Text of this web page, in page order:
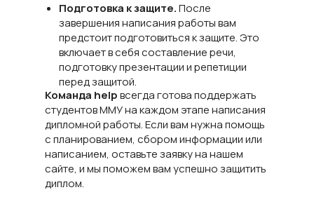
Подготовка к защите.После
завершения написания работы вам
предстоит подготовиться к защите. Это
включает в себя составление речи,
подготовку презентации и репетиции
перед защитой.
Команда helpвсегда готова поддержать
студентов ММУ на каждом этапе написания
дипломной работы. Если вам нужна помощь
с планированием, сбором информации или
написанием, оставьте заявку на нашем
сайте, и мы поможем вам успешно защитить
диплом.